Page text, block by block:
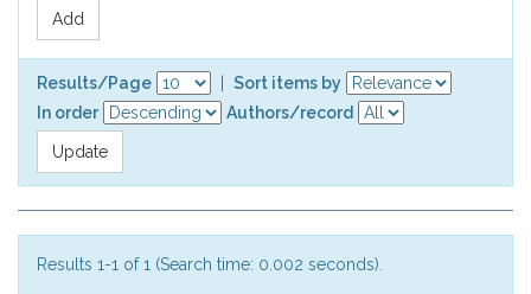
Results/Page
Sort items by
In order
Authors/record
Results 1-1 of 1 (Search time: 0.002 seconds).